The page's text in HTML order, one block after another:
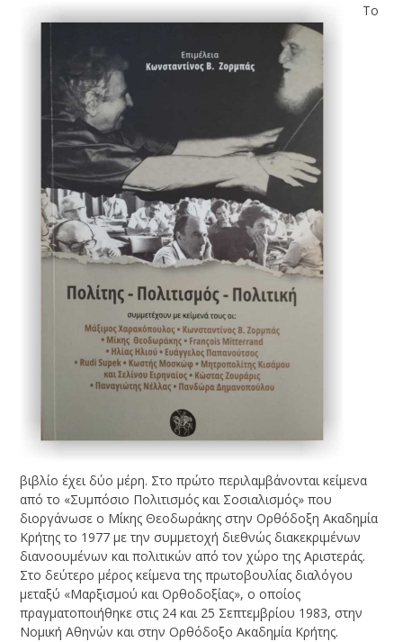
Το
βιβλίο έχει δύο μέρη. Στο πρώτο περιλαμβάνονται κείμενα
από το «Συμπόσιο Πολιτισμός και Σοσιαλισμός» που
διοργάνωσε ο Μίκης Θεοδωράκης στην Ορθόδοξη Ακαδημία
Κρήτης το 1977 με την συμμετοχή διεθνώς διακεκριμένων
διανοουμένων και πολιτικών από τον χώρο της Αριστεράς.
Στο δεύτερο μέρος κείμενα της πρωτοβουλίας διαλόγου
μεταξύ «Μαρξισμού και Ορθοδοξίας», ο οποίος
πραγματοποιήθηκε στις 24 και 25 Σεπτεμβρίου 1983, στην
Νομική Αθηνών και στην Ορθόδοξο Ακαδημία Κρήτης.